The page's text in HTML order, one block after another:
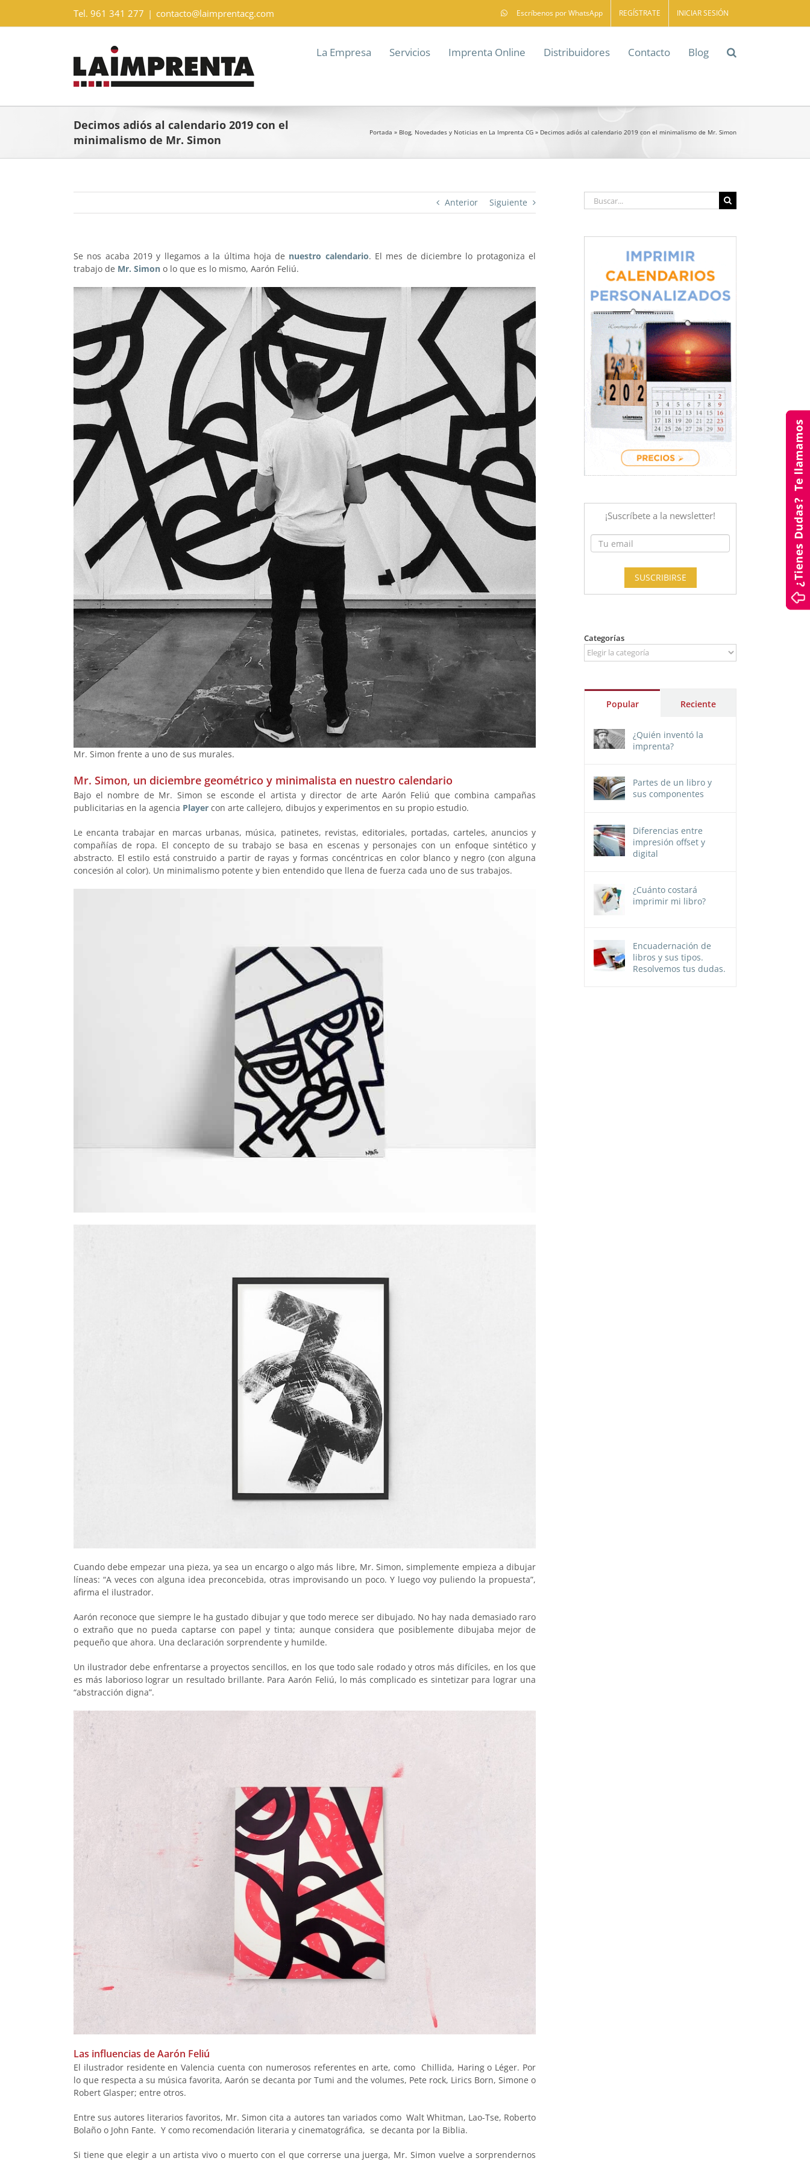
contenido
Tel. 961 341 277 | contacto@laimprentacg.com Escríbenos por WhatsApp REGÍSTRATE INICIAR SESIÓN
La Empresa Servicios Imprenta Online Distribuidores Contacto Blog
Decimos adiós al calendario 2019 con el
minimalismo de Mr. Simon
Portada » Blog, Novedades y Noticias en La Imprenta CG » Decimos adiós al calendario 2019 con el minimalismo de Mr. Simon
Anterior Siguiente
Se nos acaba 2019 y llegamos a la última hoja de nuestro calendario. El mes de diciembre lo protagoniza el
trabajo de Mr. Simon o lo que es lo mismo, Aarón Feliú.
Mr. Simon frente a uno de sus murales.
Mr. Simon, un diciembre geométrico y minimalista en nuestro calendario
Bajo el nombre de Mr. Simon se esconde el artista y director de arte Aarón Feliú que combina campañas
publicitarias en la agencia Player con arte callejero, dibujos y experimentos en su propio estudio.
Le encanta trabajar en marcas urbanas, música, patinetes, revistas, editoriales, portadas, carteles, anuncios y
compañías de ropa. El concepto de su trabajo se basa en escenas y personajes con un enfoque sintético y
abstracto. El estilo está construido a partir de rayas y formas concéntricas en color blanco y negro (con alguna
concesión al color). Un minimalismo potente y bien entendido que llena de fuerza cada uno de sus trabajos.
Cuando debe empezar una pieza, ya sea un encargo o algo más libre, Mr. Simon, simplemente empieza a dibujar
líneas: “A veces con alguna idea preconcebida, otras improvisando un poco. Y luego voy puliendo la propuesta”,
afirma el ilustrador.
Aarón reconoce que siempre le ha gustado dibujar y que todo merece ser dibujado. No hay nada demasiado raro
o extraño que no pueda captarse con papel y tinta; aunque considera que posiblemente dibujaba mejor de
pequeño que ahora. Una declaración sorprendente y humilde.
Un ilustrador debe enfrentarse a proyectos sencillos, en los que todo sale rodado y otros más difíciles, en los que
es más laborioso lograr un resultado brillante. Para Aarón Feliú, lo más complicado es sintetizar para lograr una
“abstracción digna”.
Las influencias de Aarón Feliú
El ilustrador residente en Valencia cuenta con numerosos referentes en arte, como Chillida, Haring o Léger. Por
lo que respecta a su música favorita, Aarón se decanta por Tumi and the volumes, Pete rock, Lirics Born, Simone o
Robert Glasper; entre otros.
Entre sus autores literarios favoritos, Mr. Simon cita a autores tan variados como Walt Whitman, Lao-Tse, Roberto
Bolaño o John Fante. Y como recomendación literaria y cinematográfica, se decanta por la Biblia.
Si tiene que elegir a un artista vivo o muerto con el que correrse una juerga, Mr. Simon vuelve a sorprendernos
Buscar:
Categorías
Categorías
Popular Reciente
¿Quién inventó la
imprenta?
Partes de un libro y
sus componentes
Diferencias entre
impresión offset y
digital
¿Cuánto costará
imprimir mi libro?
Encuadernación de
libros y sus tipos.
Resolvemos tus dudas.